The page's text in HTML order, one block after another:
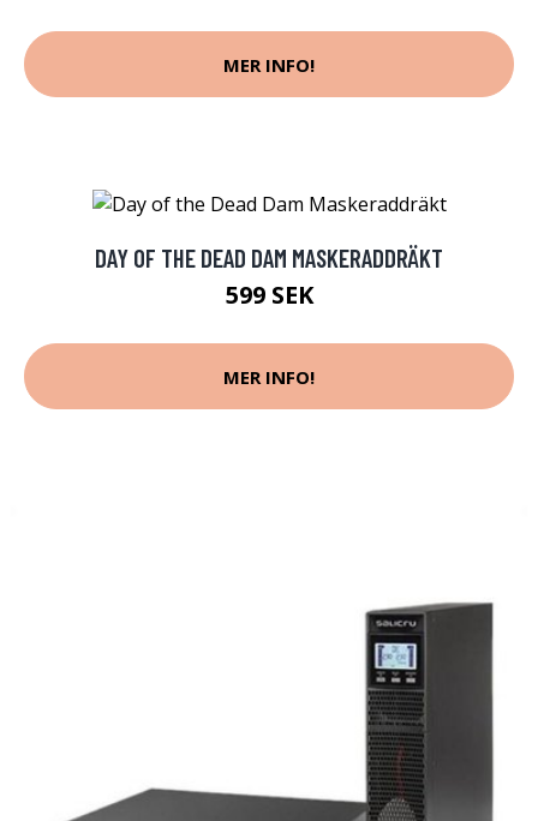
MER INFO!
DAY OF THE DEAD DAM MASKERADDRÄKT
599 SEK
MER INFO!